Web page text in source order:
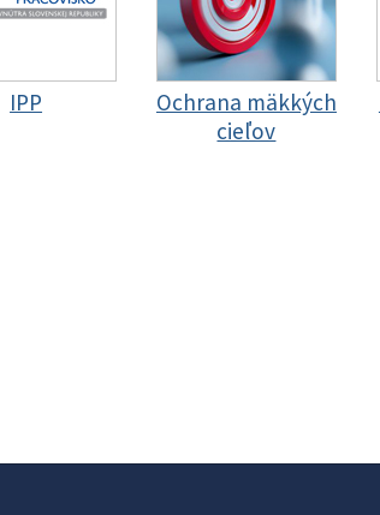
IPP
Ochrana mäkkých
cieľov